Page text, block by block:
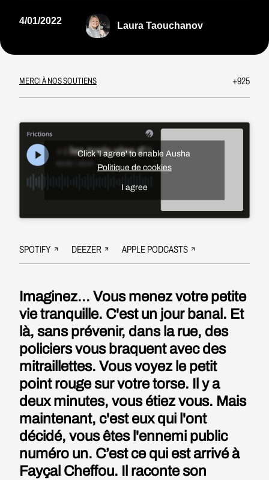
4/01/2022 Laura Taouchanov
MERCI À NOS SOUTIENS +925
Click 'I agree' to enable Ausha
Politique de cookies
I agree
SPOTIFY DEEZER APPLE PODCASTS
Imaginez... Vous menez votre petite
vie tranquille. C'est un jour banal. Et
là, sans prévenir, dans la rue, des
policiers vous braquent avec des
mitraillettes. Vous voyez le petit
point rouge sur votre torse. Il y a
deux minutes, vous étiez vous. Mais
maintenant, c'est eux qui l'ont
décidé, vous êtes l'ennemi public
numéro un. C’est ce qui est arrivé à
Fayçal Cheffou. Il raconte son